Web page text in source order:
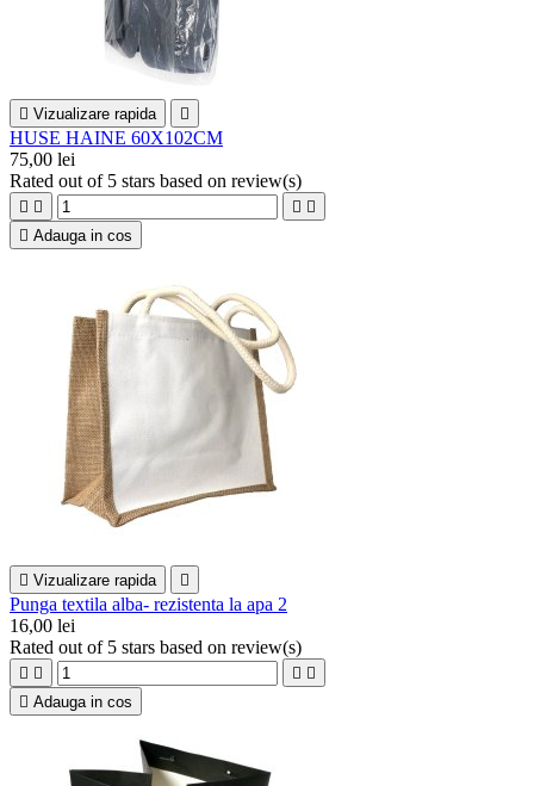
 Vizualizare rapida 
HUSE HAINE 60X102CM
75,00 lei
Rated out of 5 stars based on review(s)
   
 Adauga in cos
 Vizualizare rapida 
Punga textila alba- rezistenta la apa 2
16,00 lei
Rated out of 5 stars based on review(s)
   
 Adauga in cos